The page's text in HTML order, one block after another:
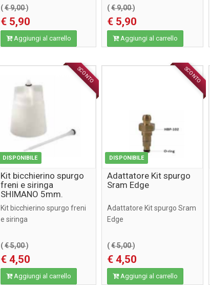
o ...
(€ 9,00)
€ 5,90
Aggiungi al carrello
o ...
(€ 9,00)
€ 5,90
Aggiungi al carrello
SCONTO
DISPONIBILE
ACCESSORI
Kit bicchierino spurgo
freni e siringa
SHIMANO 5mm.
Kit bicchierino spurgo freni
e siringa
(€ 5,00)
€ 4,50
Aggiungi al carrello
SCONTO
DISPONIBILE
ACCESSORI
Adattatore Kit spurgo
Sram Edge
Adattatore Kit spurgo Sram
Edge
(€ 5,00)
€ 4,50
Aggiungi al carrello